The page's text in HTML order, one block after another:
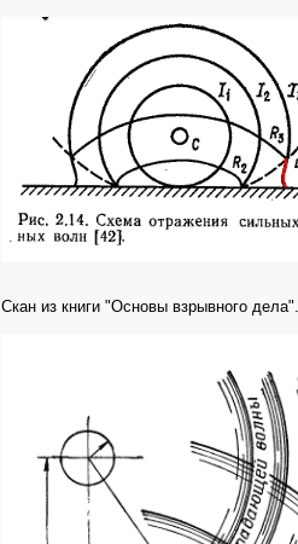
Скан из книги "Основы взрывного дела".